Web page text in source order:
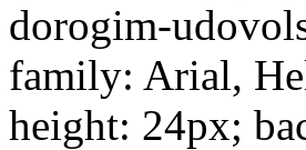
dorogim-
family: Arial,
height: 24px;